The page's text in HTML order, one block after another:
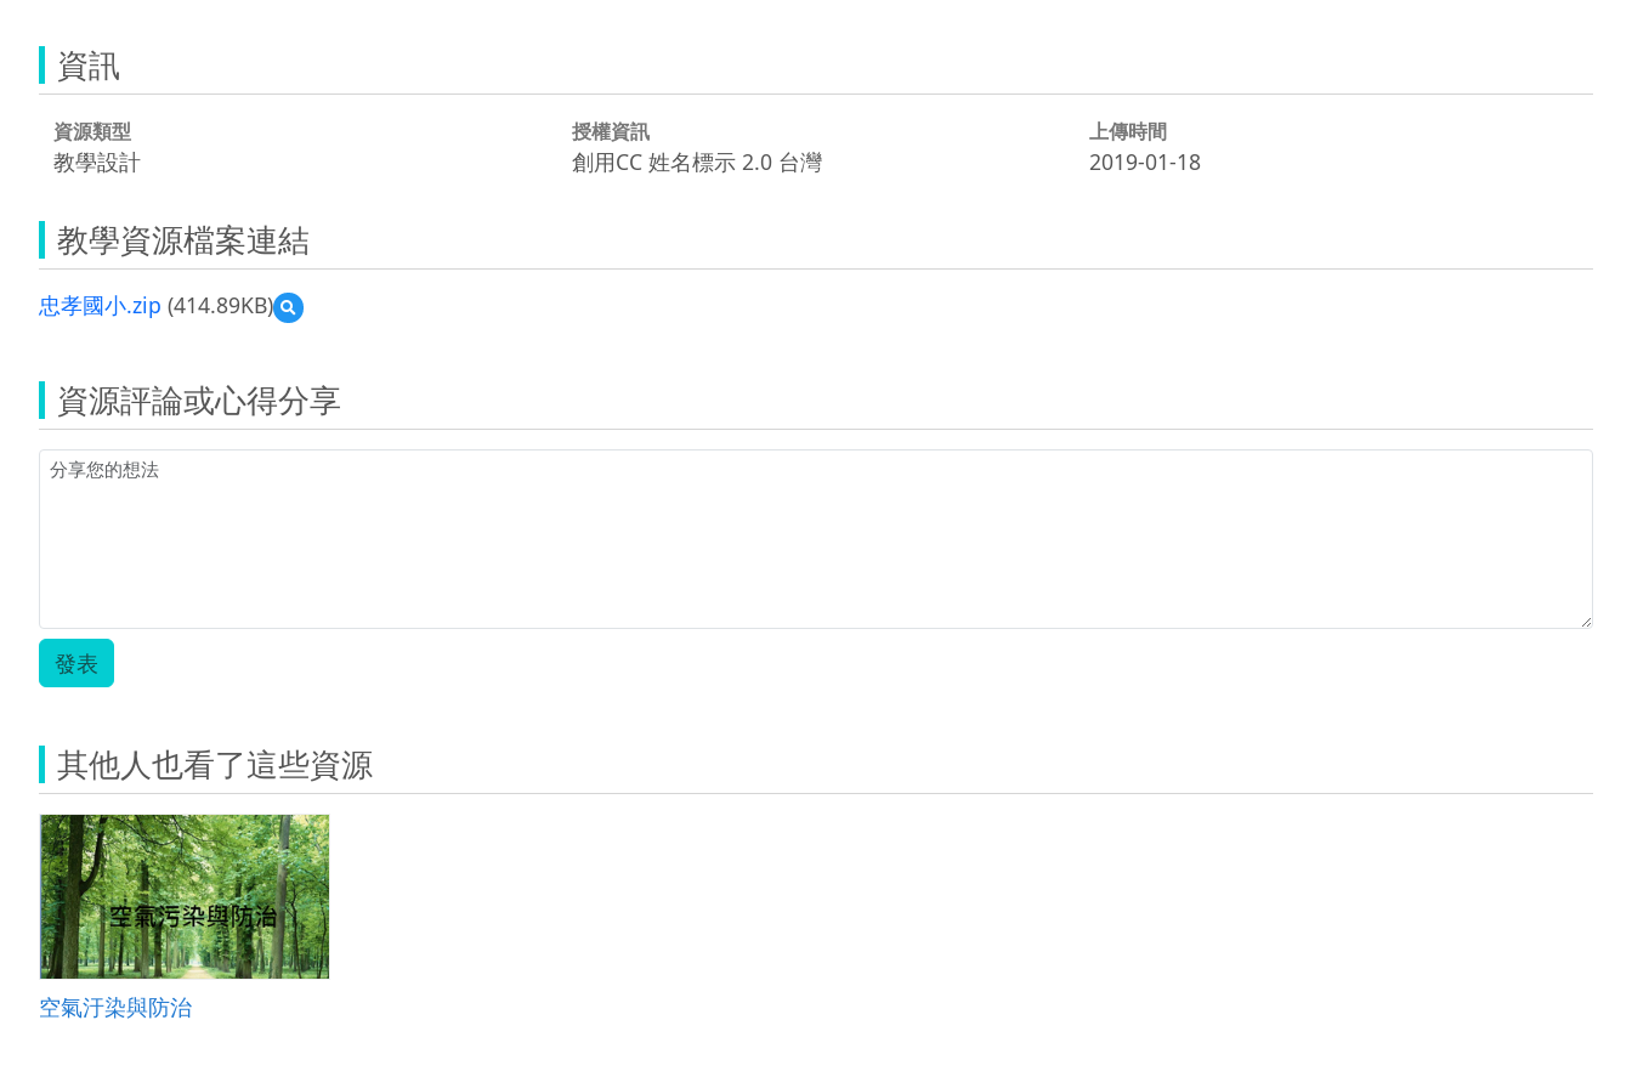
資訊
資源類型
教學設計
授權資訊
創用CC 姓名標示 2.0 台灣
上傳時間
2019-01-18
教學資源檔案連結
忠孝國小.zip (414.89KB)
預
覽
國
小.zip
資源評論或心得分享
發表
其他人也看了這些資源
空氣汙染與防治